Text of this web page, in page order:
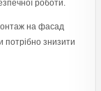
роботи.
на фасад
потрібно знизити